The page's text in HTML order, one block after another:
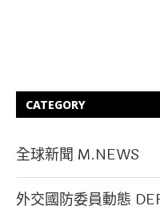
CATEGORY
全球新聞 M.NEWS
外交國防委員動態